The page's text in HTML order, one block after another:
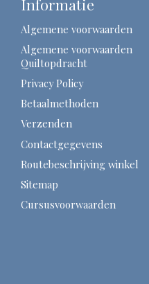
Informatie
Algemene voorwaarden
Algemene voorwaarden
Quiltopdracht
Privacy Policy
Betaalmethoden
Verzenden
Contactgegevens
Routebeschrijving winkel
Sitemap
Cursusvoorwaarden